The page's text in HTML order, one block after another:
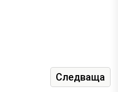
Следваща